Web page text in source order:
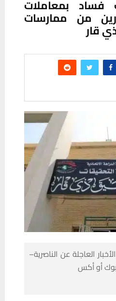
فساد بمعاملات
من ممارسات
قار
العاجلة عن الناصرية–
أو أكس